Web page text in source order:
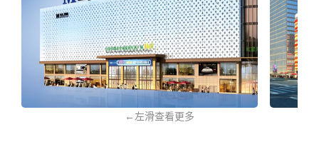
←左滑查看更多